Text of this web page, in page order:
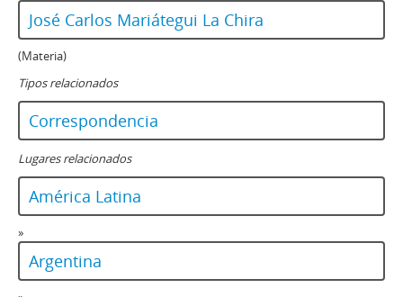
José Carlos Mariátegui La Chira
(Materia)
Tipos relacionados
Correspondencia
Lugares relacionados
América Latina
»
Argentina